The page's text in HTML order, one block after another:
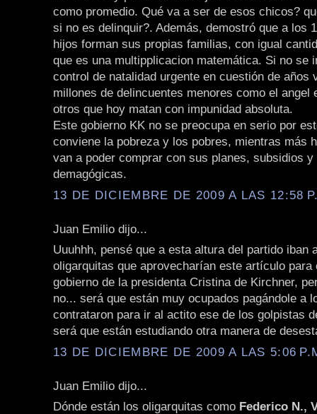
como promedio. Qué va a ser de esos chicos?
si no es delinquir?. Además, demostró que a los
hijos forman sus propias familias, con igual
que es una multipplicacion matemática. Si no se
control de natalidad urgente en cuestión de años
millones de delincuentes menores como el angel
otros que hoy matan con impunidad absoluta.
Este gobierno KK no se preocupa en serio por
conviene la pobreza y los pobres, mientras más
van a poder comprar con sus planes, subsidios y
demagógicas.
13 DE DICIEMBRE DE 2009 A LAS 12:58
Juan Emilio dijo...
Uuuhhh, pensé que a esta altura del partido iban
oligarquitas que aprovecharían este artículo para
gobierno de la presidenta Cristina de Kirchner,
no... será que están muy ocupados pagándole a
contrataron para ir al actito ese de los golpistas
será que están estudiando otra manera de
13 DE DICIEMBRE DE 2009 A LAS 5:06
Juan Emilio dijo...
Dónde están los oligarquitas como Federico N.,